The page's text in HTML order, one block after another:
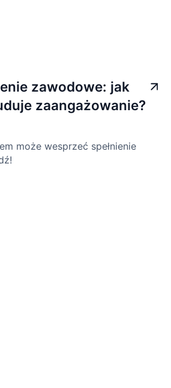
zawodowe: jak
zaangażowanie?
może wesprzeć spełnienie